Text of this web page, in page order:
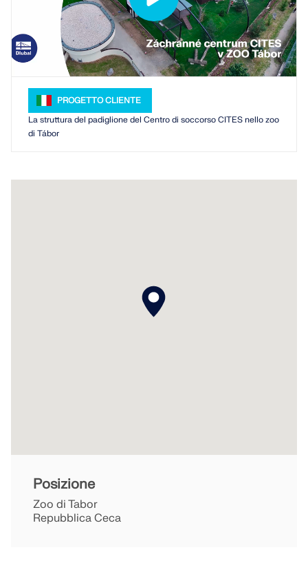
Geo-Zone Tool
Prodotti obsoleti
PROGETTO CLIENTE
La struttura del padiglione del Centro di soccorso CITES nello zoo
di Tábor
Posizione
Zoo di Tabor
Repubblica Ceca